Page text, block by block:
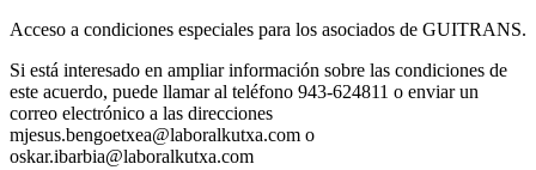
Acceso a condiciones especiales para los asociados de GUITRANS.
Si está interesado en ampliar información sobre las condiciones de
este acuerdo, puede llamar al teléfono 943-624811 o enviar un
correo electrónico a las direcciones
mjesus.bengoetxea@laboralkutxa.com o
oskar.ibarbia@laboralkutxa.com